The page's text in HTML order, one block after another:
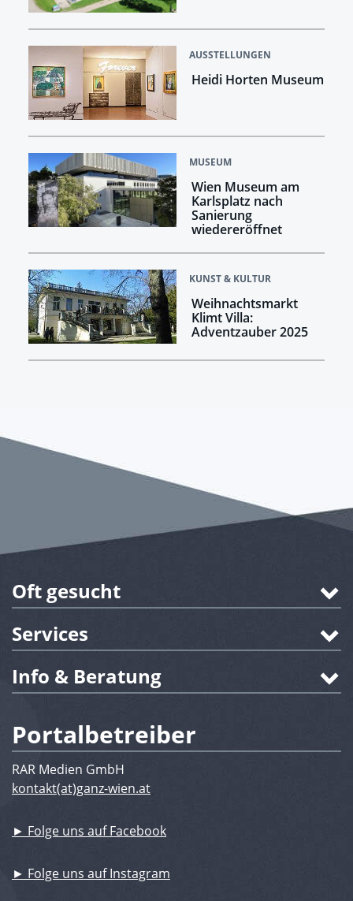
AUSSTELLUNGEN
Heidi Horten Museum
MUSEUM
Wien Museum am
Karlsplatz nach
Sanierung
wiedereröffnet
KUNST & KULTUR
Weihnachtsmarkt
Klimt Villa:
Adventzauber 2025
Oft gesucht
Services
Info & Beratung
Portalbetreiber
RAR Medien GmbH
kontakt(at)ganz-wien.at
► Folge uns auf Facebook
► Folge uns auf Instagram